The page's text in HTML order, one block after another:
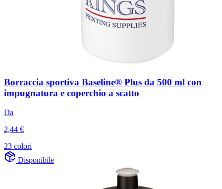
Borraccia sportiva Baseline® Plus da 500 ml con
impugnatura e coperchio a scatto
Da
2,44 €
23 colori
Disponibile